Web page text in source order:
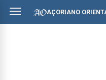
AÇORIANO